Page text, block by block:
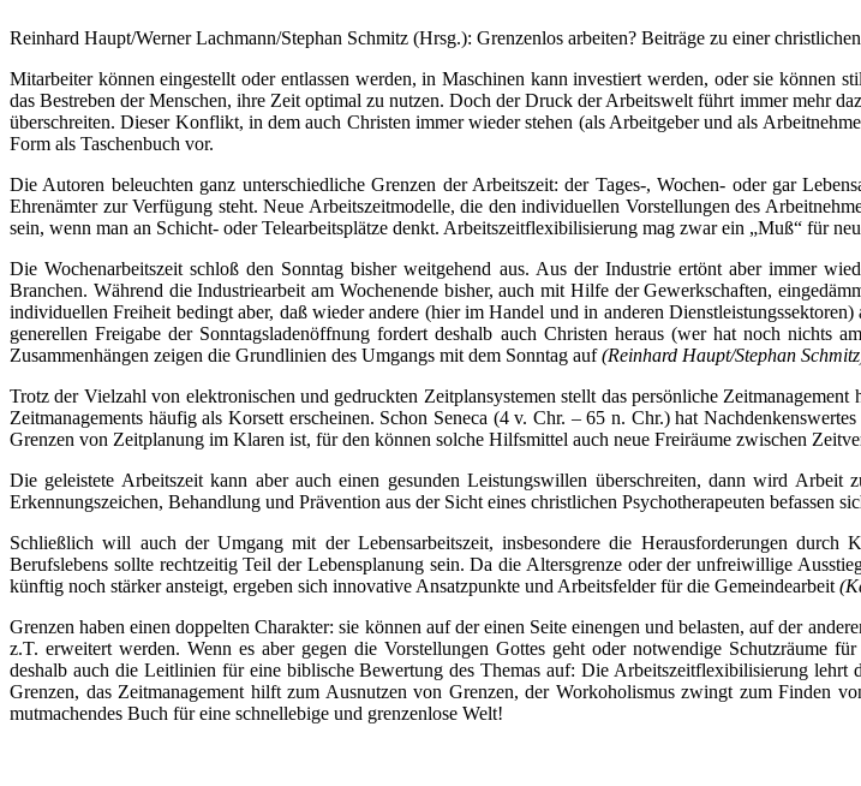
Reinhard Haupt/Werner Lachmann/Stephan Schmitz (Hrsg.): Grenzenlos arbeiten? Beiträge zu einer
Mitarbeiter können eingestellt oder entlassen werden, in Maschinen kann investiert werden, oder sie können
das Bestreben der Menschen, ihre Zeit optimal zu nutzen. Doch der Druck der Arbeitswelt führt immer mehr
überschreiten. Dieser Konflikt, in dem auch Christen immer wieder stehen (als Arbeitgeber und als
Form als Taschenbuch vor.
Die Autoren beleuchten ganz unterschiedliche Grenzen der Arbeitszeit: der Tages-, Wochen- oder gar
Ehrenämter zur Verfügung steht. Neue Arbeitszeitmodelle, die den individuellen Vorstellungen des
sein, wenn man an Schicht- oder Telearbeitsplätze denkt. Arbeitszeitflexibilisierung mag zwar ein „Muß“ für
Die Wochenarbeitszeit schloß den Sonntag bisher weitgehend aus. Aus der Industrie ertönt aber immer
Branchen. Während die Industriearbeit am Wochenende bisher, auch mit Hilfe der Gewerkschaften,
individuellen Freiheit bedingt aber, daß wieder andere (hier im Handel und in anderen
generellen Freigabe der Sonntagsladenöffnung fordert deshalb auch Christen heraus (wer hat noch nichts
Zusammenhängen zeigen die Grundlinien des Umgangs mit dem Sonntag auf(Reinhard Haupt/Stephan
Trotz der Vielzahl von elektronischen und gedruckten Zeitplansystemen stellt das persönliche
Zeitmanagements häufig als Korsett erscheinen. Schon Seneca (4 v. Chr. – 65 n. Chr.) hat
Grenzen von Zeitplanung im Klaren ist, für den können solche Hilfsmittel auch neue Freiräume zwischen
Die geleistete Arbeitszeit kann aber auch einen gesunden Leistungswillen überschreiten, dann wird
Erkennungszeichen, Behandlung und Prävention aus der Sicht eines christlichen Psychotherapeuten befassen
Schließlich will auch der Umgang mit der Lebensarbeitszeit, insbesondere die Herausforderungen
Berufslebens sollte rechtzeitig Teil der Lebensplanung sein. Da die Altersgrenze oder der unfreiwillige
künftig noch stärker ansteigt, ergeben sich innovative Ansatzpunkte und Arbeitsfelder für die Gemeindearbeit
Grenzen haben einen doppelten Charakter: sie können auf der einen Seite einengen und belasten, auf der
z.T. erweitert werden. Wenn es aber gegen die Vorstellungen Gottes geht oder notwendige Schutzräume
deshalb auch die Leitlinien für eine biblische Bewertung des Themas auf: Die Arbeitszeitflexibilisierung
Grenzen, das Zeitmanagement hilft zum Ausnutzen von Grenzen, der Workoholismus zwingt zum Finden
mutmachendes Buch für eine schnellebige und grenzenlose Welt!